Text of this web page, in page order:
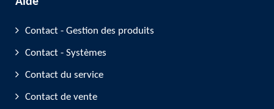
Contact - Gestion des produits
Contact - Systèmes
Contact du service
Contact de vente